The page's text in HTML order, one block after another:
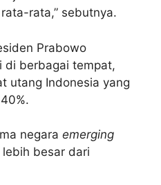
rata,” sebutnya.
Prabowo
di berbagai tempat,
utang Indonesia yang
negara emerging
besar dari